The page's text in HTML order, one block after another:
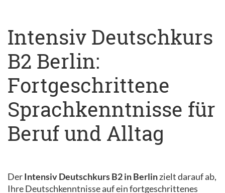
Intensiv Deutschkurs
B2 Berlin:
Fortgeschrittene
Sprachkenntnisse für
Beruf und Alltag
DerIntensiv Deutschkurs B2 in Berlinzielt darauf ab,
Ihre Deutschkenntnisse auf ein fortgeschrittenes